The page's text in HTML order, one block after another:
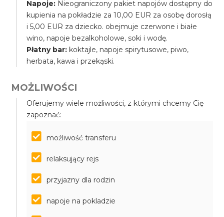
Napoje: Nieograniczony pakiet napojów dostępny do
kupienia na pokładzie za 10,00 EUR za osobę dorosłą
i 5,00 EUR za dziecko. obejmuje czerwone i białe
wino, napoje bezalkoholowe, soki i wodę.
Płatny bar: koktajle, napoje spirytusowe, piwo,
herbata, kawa i przekąski.
MOŻLIWOŚCI
Oferujemy wiele możliwości, z którymi chcemy Cię
zapoznać:
możliwość transferu
relaksujący rejs
przyjazny dla rodzin
napoje na pokladzie